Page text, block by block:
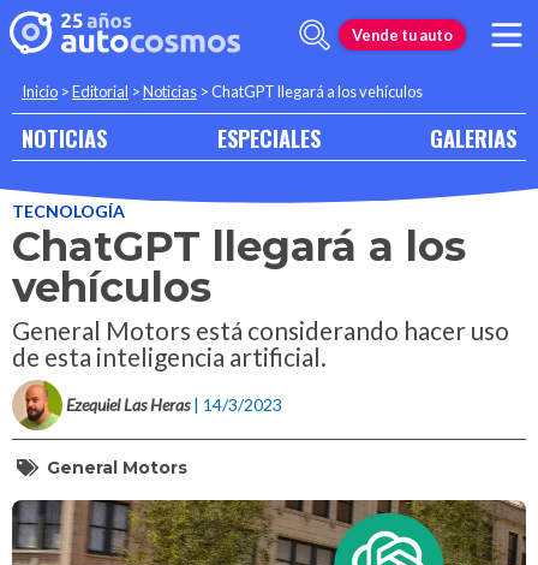
Vende tu auto
Inicio >Editorial >Noticias >ChatGPT llegará a los vehículos
NOTICIAS ESPECIALES GALERIAS
TECNOLOGÍA
ChatGPT llegará a los
vehículos
General Motors está considerando hacer uso
de esta inteligencia artificial.
Ezequiel Las Heras | 14/3/2023
General Motors